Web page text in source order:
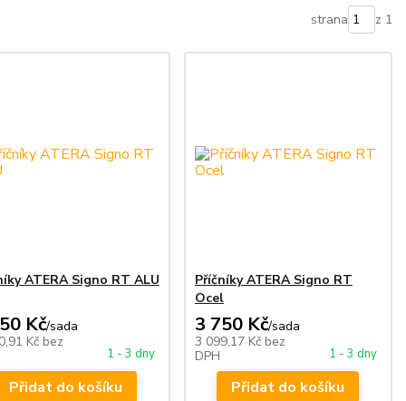
strana z 1
ATERA Signo RT ALU
Kč/sada
Kč bez
1 - 3 dny
Přidat do košíku
Příčníky ATERA Signo RT
Ocel
3 750 Kč/sada
3 099,17 Kč bez
DPH
1 - 3 dny
Přidat do košíku